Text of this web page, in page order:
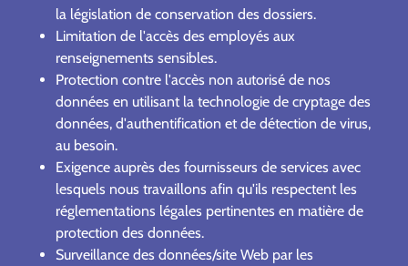
la législation de conservation des dossiers.
Limitation de l'accès des employés aux
renseignements sensibles.
Protection contre l'accès non autorisé de nos
données en utilisant la technologie de cryptage des
données, d'authentification et de détection de virus,
au besoin.
Exigence auprès des fournisseurs de services avec
lesquels nous travaillons afin qu'ils respectent les
réglementations légales pertinentes en matière de
protection des données.
Surveillance des données/site Web par les